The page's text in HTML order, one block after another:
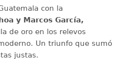
con la
y Marcos García,
de oro en los relevos
Un triunfo que sumó
justas.